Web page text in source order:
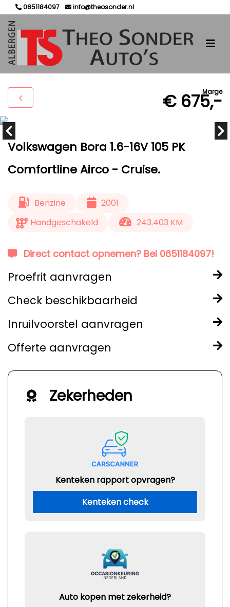
0651184097 info@theosonder.nl
Marge
€ 675,-
Volkswagen Bora 1.6-16V 105 PK
Comfortline Airco - Cruise.
Benzine
2001
Handgeschakeld
243.403 KM
Direct contact opnemen? Bel 0651184097!
Proefrit aanvragen
Check beschikbaarheid
Inruilvoorstel aanvragen
Offerte aanvragen
Zekerheden
Kenteken rapport opvragen?
Kenteken check
Auto kopen met zekerheid?